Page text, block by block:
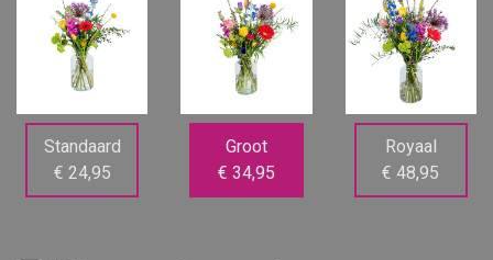
Standaard
€ 24,95
Groot
€ 34,95
Royaal
€ 48,95